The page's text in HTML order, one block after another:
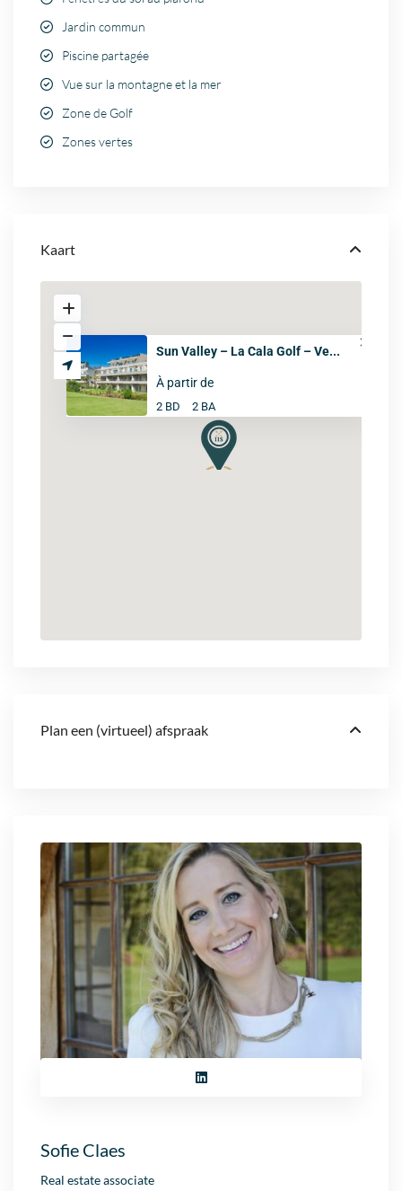
Jardin commun
Piscine partagée
Vue sur la montagne et la mer
Zone de Golf
Zones vertes
Kaart
Sun Valley – La Cala Golf – Ve...
À partir de
2 BD 2 BA
Plan een (virtueel) afspraak
Sofie Claes
Real estate associate